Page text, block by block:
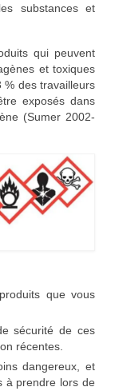
substances et
qui peuvent
et toxiques
% des travailleurs
exposés dans
(Sumer 2002-
que vous
sécurité de ces
récentes.
dangereux, et
à prendre lors de